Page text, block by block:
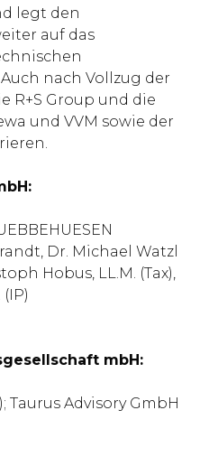
legt den
auf das
nach Vollzug der
R+S Group und die
und VVM sowie der
Dr. Michael Watzl
Hobus, LL.M. (Tax),
mbH:
Taurus Advisory GmbH